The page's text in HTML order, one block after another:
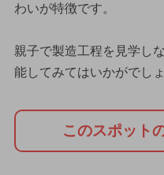
わいが特徴です。
親子で製造工程を見学し
能してみてはいかがでしょ
このスポット